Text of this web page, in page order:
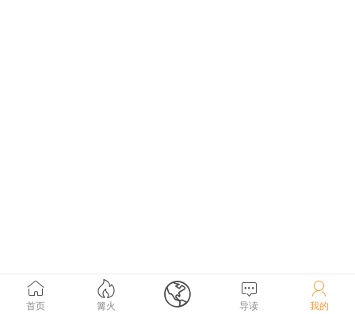

首页

篝火  
导读

我的